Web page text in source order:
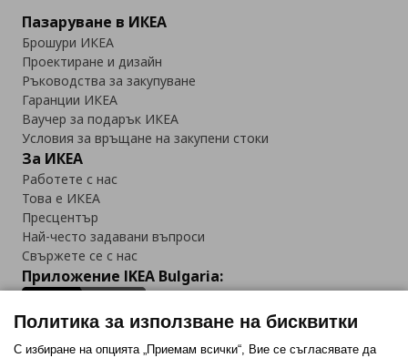
Пазаруване в ИКЕА
Брошури ИКЕА
Проектиране и дизайн
Ръководства за закупуване
Гаранции ИКЕА
Ваучер за подарък ИКЕА
Условия за връщане на закупени стоки
За ИКЕА
Работете с нас
Това е ИКЕА
Пресцентър
Най-често задавани въпроси
Свържете се с нас
Приложение IKEA Bulgaria:
Политика за използване на бисквитки
С избиране на опцията „Приемам всички“, Вие се съгласявате да